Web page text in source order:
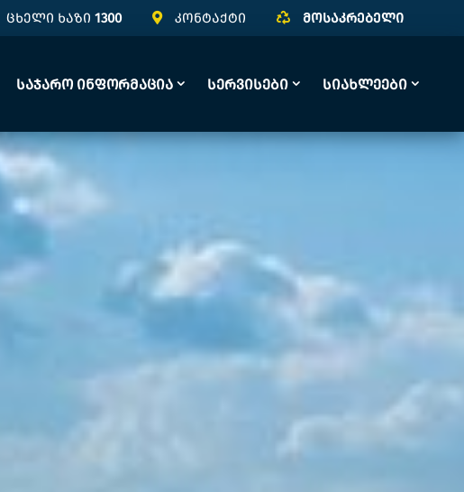
ცხელი ხაზი 1300 კონტაქტი მოსაკრებელი
Საჯარო Ინფორმაცია Სერვისები Სიახლეები